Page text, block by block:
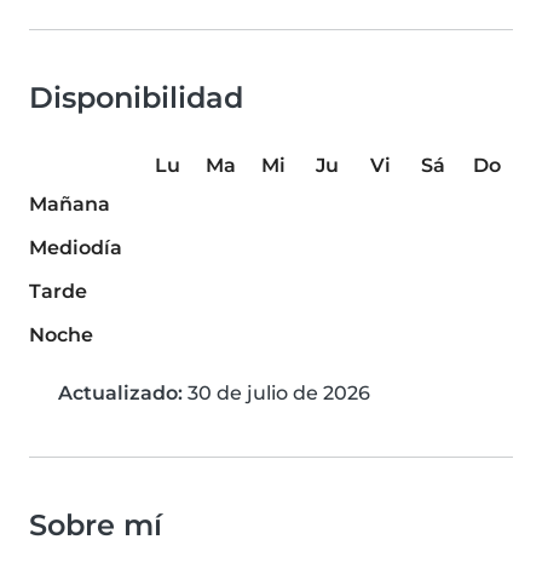
Disponibilidad
Lu Ma Mi Ju Vi Sá
Do
Mañana
Mediodía
Tarde
Noche
Actualizado: 30 de julio de 2026
Sobre mí